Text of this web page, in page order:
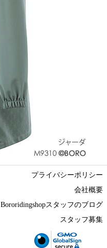
プライバシーポリシー
会社概要
Bororidingshopスタッフのブログ
スタッフ募集